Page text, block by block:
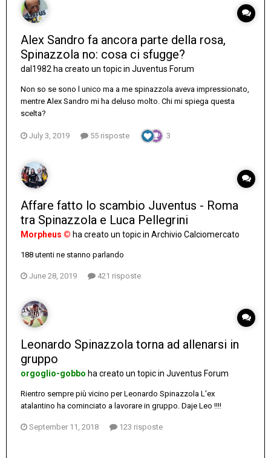
Alex Sandro fa ancora parte della rosa,
Spinazzola no: cosa ci sfugge?
dal1982 ha creato un topic in Juventus Forum
Non so se sono l unico ma a me spinazzola aveva impressionato,
mentre Alex Sandro mi ha deluso molto. Chi mi spiega questa
scelta?
July 3, 2019 55 risposte 3
Affare fatto lo scambio Juventus - Roma
tra Spinazzola e Luca Pellegrini
Morpheus © ha creato un topic in Archivio Calciomercato
188 utenti ne stanno parlando
June 28, 2019 421 risposte
Leonardo Spinazzola torna ad allenarsi in
gruppo
orgoglio-gobbo ha creato un topic in Juventus Forum
Rientro sempre più vicino per Leonardo Spinazzola L'ex
atalantino ha cominciato a lavorare in gruppo. Daje Leo !!!!
September 11, 2018 123 risposte